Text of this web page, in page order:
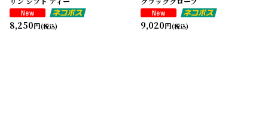
8,250円(税込) 9,020円(税込)